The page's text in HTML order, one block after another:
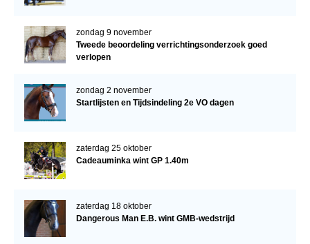
zondag 9 november
Tweede beoordeling verrichtingsonderzoek goed
verlopen
zondag 2 november
Startlijsten en Tijdsindeling 2e VO dagen
zaterdag 25 oktober
Cadeauminka wint GP 1.40m
zaterdag 18 oktober
Dangerous Man E.B. wint GMB-wedstrijd